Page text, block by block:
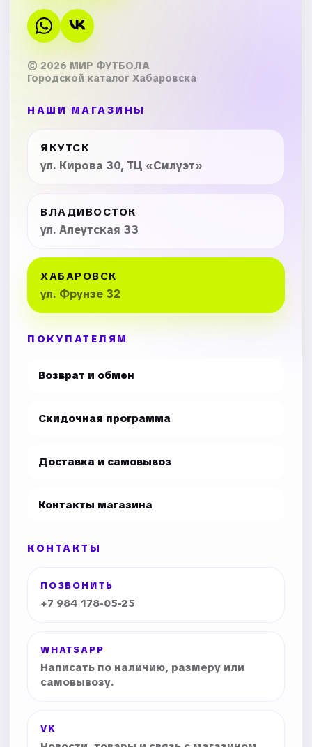
© 2026 МИР ФУТБОЛА
Городской каталог Хабаровска
НАШИ МАГАЗИНЫ
ЯКУТСК
ул. Кирова 30, ТЦ «Силуэт»
ВЛАДИВОСТОК
ул. Алеутская 33
ХАБАРОВСК
ул. Фрунзе 32
ПОКУПАТЕЛЯМ
Возврат и обмен
Скидочная программа
Доставка и самовывоз
Контакты магазина
КОНТАКТЫ
ПОЗВОНИТЬ
+7 984 178-05-25
WHATSAPP
Написать по наличию, размеру или
самовывозу.
VK